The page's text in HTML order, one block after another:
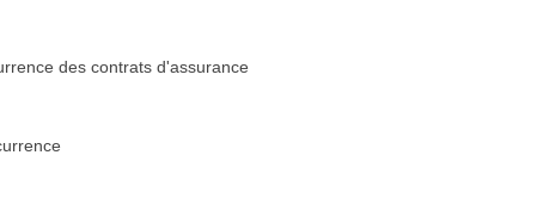
des contrats d'assurance